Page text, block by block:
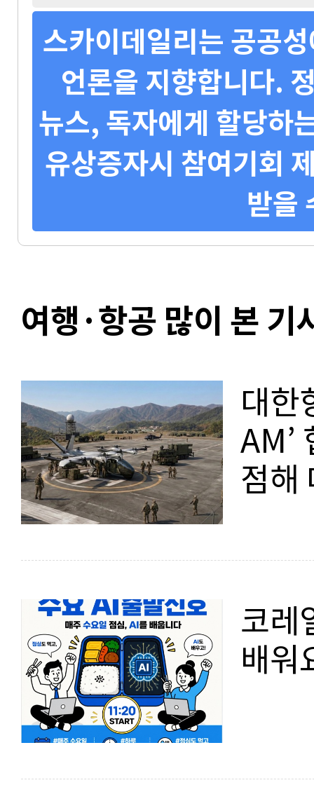
스카이데일리는 공공
언론을 지향합니다.
뉴스, 독자에게 할당하
유상증자시 참여기회
받을
여행·항공 많이 본 기
대한
AM’
점해
코레
배워